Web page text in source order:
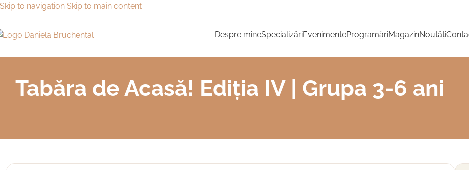
Skip to navigation Skip to main content
Despre mineSpecializăriEvenimenteProgramăriMagazinNoutăți
Tabăra de Acasă! Ediția IV | Grupa 3-6 ani